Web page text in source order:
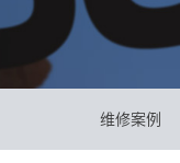
维修案例